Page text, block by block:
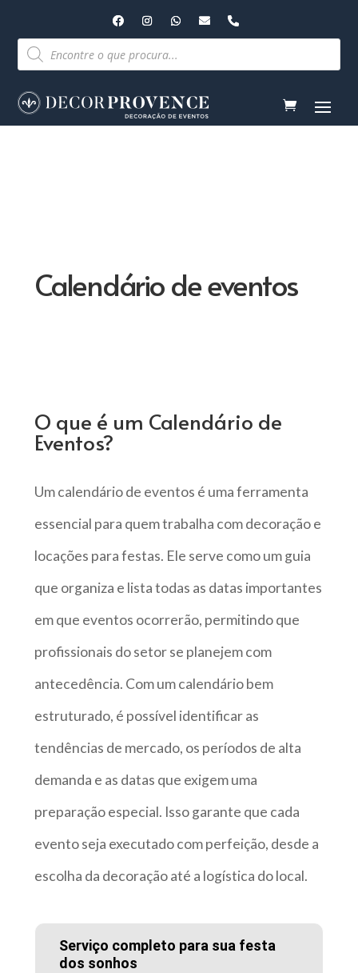
Pesquisar
produtos
Calendário de eventos
O que é um Calendário de
Eventos?
Um calendário de eventos é uma ferramenta
essencial para quem trabalha com decoração e
locações para festas. Ele serve como um guia
que organiza e lista todas as datas importantes
em que eventos ocorrerão, permitindo que
profissionais do setor se planejem com
antecedência. Com um calendário bem
estruturado, é possível identificar as
tendências de mercado, os períodos de alta
demanda e as datas que exigem uma
preparação especial. Isso garante que cada
evento seja executado com perfeição, desde a
escolha da decoração até a logística do local.
Serviço completo para sua festa
dos sonhos